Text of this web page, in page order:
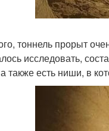
тоннель прорыт
исследовать,
также есть ниши, в